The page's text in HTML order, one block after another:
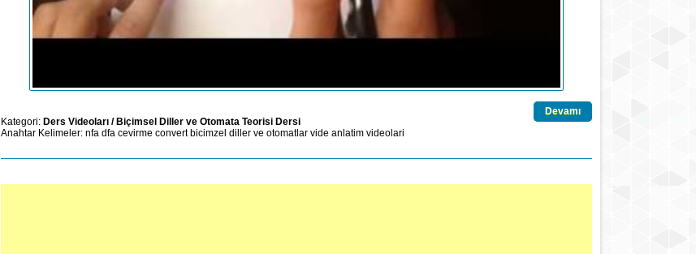
Devamı
Kategori: Ders Videoları /Biçimsel Diller ve Otomata Teorisi Dersi
Anahtar Kelimeler: nfa dfa cevirme convert bicimzel diller ve otomatlar vide anlatim videolari